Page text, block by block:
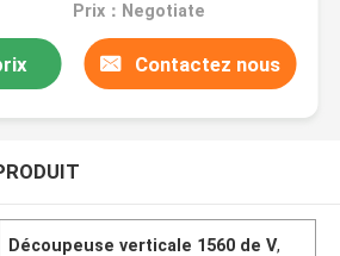
Prix：Negotiate
Contactez nous
Découpeuse verticale 1560 de V,